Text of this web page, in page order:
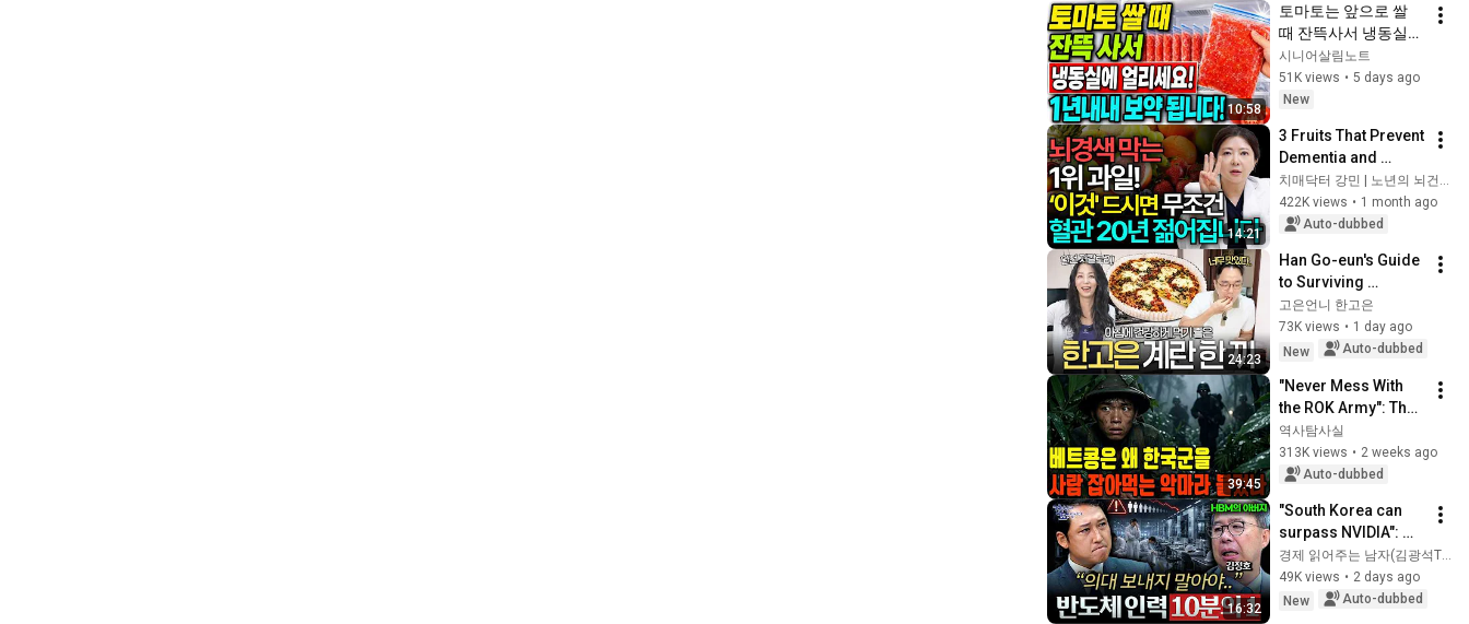
쁜 개는 없다｜알고e
즘
10:58
토마토는 앞으로 쌀
때 잔뜩사서 냉동실에
얼리세요!!  일년내내
먹는 보약이 됩니다!!
혈관청소 , 몸속 염증
시니어살림노트
51K views • 5 days ago
New
14:21
3 Fruits That Prevent
Dementia and
Cerebral Infarction!
How to Clear
Blocked Arteries for
치매닥터 강민 | 노년의 뇌건강
422K views • 1 month ago
Auto-dubbed
24:23
Han Go-eun's Guide
to Surviving
Summer Final Cut
08/05/26
고은언니 한고은
73K views • 1 day ago
New
Auto-dubbed
39:45
"Never Mess With
the ROK Army": The
Secret Order from
Viet Cong
Leadership and the
역사탐사실
313K views • 2 weeks ago
Auto-dubbed
16:32
"South Korea can
surpass NVIDIA":
The 10-Year AI &
Semiconductor
Showdown | Let's
경제 읽어주는 남자(김광석TV)
49K views • 2 days ago
New
Auto-dubbed